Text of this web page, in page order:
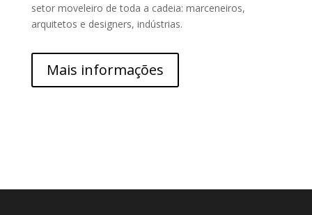
setor moveleiro de toda a cadeia: marceneiros,
arquitetos e designers, indústrias.
Mais informações